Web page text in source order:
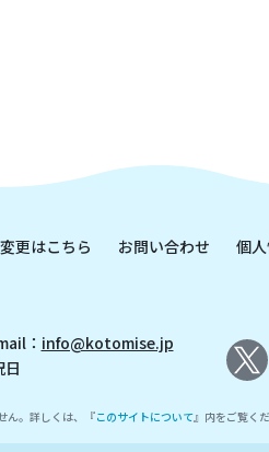
更はこちら お問い合わせ
個
： info@kotomise.jp
ん。詳しくは、『このサイトについて』内をご覧くだ